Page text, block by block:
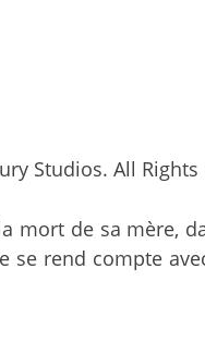
Studios. All Rights
mort de sa mère,
rend compte